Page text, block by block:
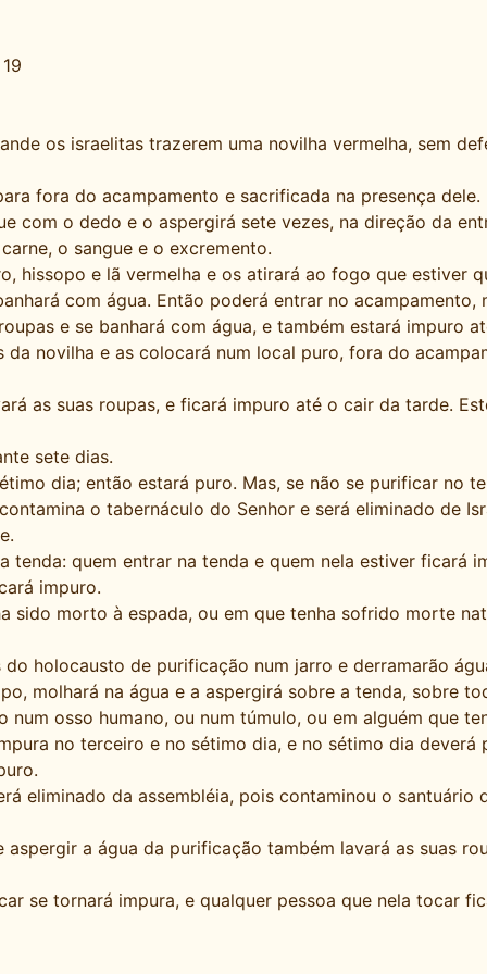
os israelitas trazerem uma novilha vermelha, sem
fora do acampamento e sacrificada na presença dele.
com o dedo e o aspergirá sete vezes, na direção da
o sangue e o excremento.
hissopo e lã vermelha e os atirará ao fogo que estiver
com água. Então poderá entrar no
e se banhará com água, e também estará impuro
novilha e as colocará num local puro, fora do
as suas roupas, e ficará impuro até o cair da tarde.
sete dias.
dia; então estará puro. Mas, se não se purificar no
o tabernáculo do Senhor e será eliminado de
tenda: quem entrar na tenda e quem nela estiver ficará
impuro.
sido morto à espada, ou em que tenha sofrido morte
holocausto de purificação num jarro e derramarão
molhará na água e a aspergirá sobre a tenda, sobre
osso humano, ou num túmulo, ou em alguém que
no terceiro e no sétimo dia, e no sétimo dia
eliminado da assembléia, pois contaminou o
a água da purificação também lavará as suas
se tornará impura, e qualquer pessoa que nela tocar